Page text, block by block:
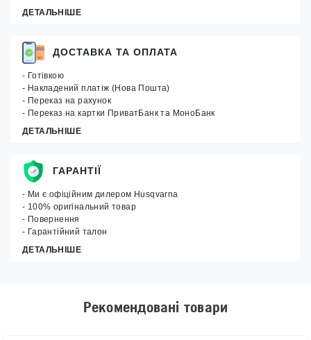
ДЕТАЛЬНІШЕ
ДОСТАВКА ТА ОПЛАТА
- Готівкою
- Накладений платіж (Нова Пошта)
- Переказ на рахунок
- Переказ на картки ПриватБанк та МоноБанк
ДЕТАЛЬНІШЕ
ГАРАНТІЇ
- Ми є офіційним дилером Husqvarna
- 100% оригінальний товар
- Повернення
- Гарантійний талон
ДЕТАЛЬНІШЕ
Рекомендовані товари